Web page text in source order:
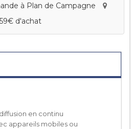
à Plan de Campagne
d'achat
en continu
appareils mobiles ou